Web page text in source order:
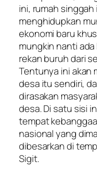
ini, rumah
menghidupkan
ekonomi baru
mungkin nanti
rekan buruh dari
Tentunya ini akan
desa itu sendiri,
dirasakan
desa. Di satu sisi
tempat
nasional yang
dibesarkan di
Sigit.